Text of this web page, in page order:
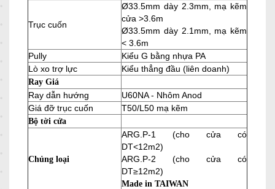
Trục cuốn
Ø33.5mm dày 2.3mm, mạ kẽm
cửa >3.6m
Ø33.5mm dày 2.1mm, mạ kẽm
< 3.6m
Pully
Kiểu G bằng nhựa PA
Lò xo trợ lực
Kiểu thẳng đầu (liên doanh)
Ray Giá
Ray dẫn hướng
U60NA - Nhôm Anod
Giá đỡ trục cuốn
T50/L50 mạ kẽm
Bộ tời cửa
Chủng loại
ARG.P-1 (cho cửa có
DT<12m2)
ARG.P-2 (cho cửa có
DT≥12m2)
Made in TAIWAN